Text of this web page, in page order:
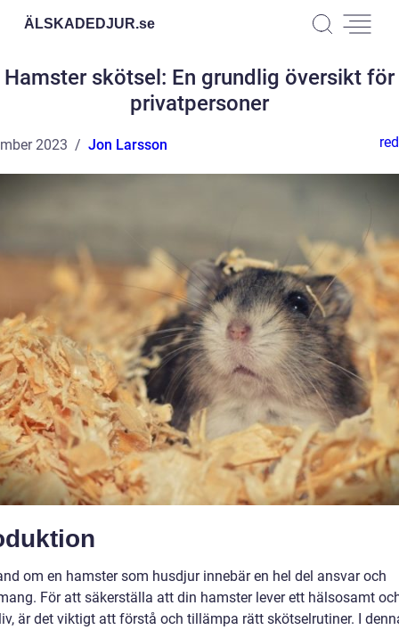
ÄLSKADEDJUR.se
Hamster skötsel: En grundlig översikt för
privatpersoner
2023 Jon Larsson
om en hamster som husdjur innebär en hel del ansvar och
För att säkerställa att din hamster lever ett hälsosamt
är det viktigt att förstå och tillämpa rätt skötselrutiner. I